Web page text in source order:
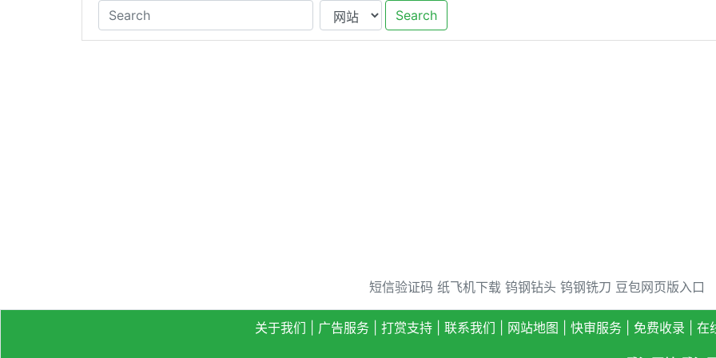
Search
短信验证码 纸飞机下载 钨钢钻头 钨钢铣刀 豆包网页版入口
关于我们 广告服务 打赏支持 联系我们 网站地图 快审服务 免费收录 在